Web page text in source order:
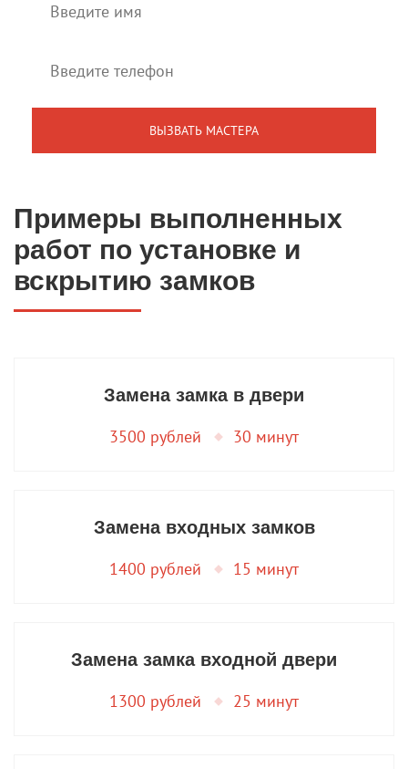
Примеры выполненных
работ по установке и
вскрытию замков
Замена замка в двери
3500 рублей 30 минут
Замена входных замков
1400 рублей 15 минут
Замена замка входной двери
1300 рублей 25 минут